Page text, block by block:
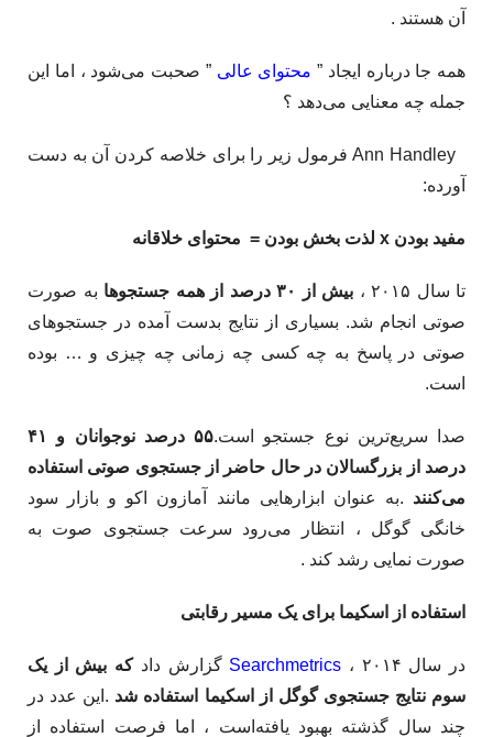
آن هستند .
همه جا درباره ایجاد ” محتوای عالی ” صحبت می‌شود ، اما این
جمله چه معنایی می‌دهد ؟
Ann Handley فرمول زیر را برای خلاصه کردن آن به دست
آورده:
مفید بودن x لذت بخش بودن = محتوای خلاقانه
تا سال ۲۰۱۵ ، بیش از ۳۰ درصد از همه جستجوها
به صورت
صوتی انجام شد. بسیاری از نتایج بدست آمده در جستجوهای
صوتی در پاسخ به چه کسی چه زمانی چه چیزی و …​ بوده
است.​
صدا سریع‌ترین نوع جستجو است.
۵۵ درصد نوجوانان و ۴۱
درصد از بزرگسالان در حال حاضر از جستجوی صوتی استفاده
می‌کنند .به عنوان ابزارهایی مانند آمازون اکو و بازار سود
خانگی گوگل ، انتظار می‌رود سرعت جستجوی صوت به
صورت نمایی رشد کند . ​
استفاده از اسکیما برای یک مسیر رقابتی
در سال ۲۰۱۴ ، Searchmetrics گزارش دادکه بیش از یک
سوم نتایج جستجوی گوگل از اسکیما استفاده شد .این عدد در
چند سال گذشته بهبود یافته‌است ، اما فرصت استفاده از